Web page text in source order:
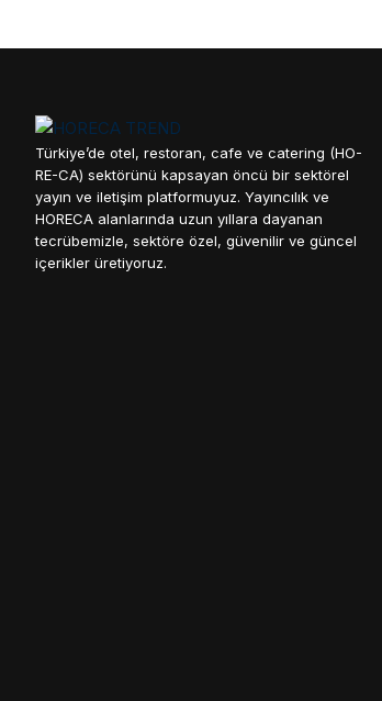
Türkiye’de otel, restoran, cafe ve catering (HO-
RE-CA) sektörünü kapsayan öncü bir sektörel
yayın ve iletişim platformuyuz. Yayıncılık ve
HORECA alanlarında uzun yıllara dayanan
tecrübemizle, sektöre özel, güvenilir ve güncel
içerikler üretiyoruz.